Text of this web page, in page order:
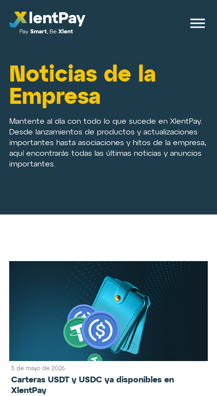
Noticias de la
Empresa
Mantente al día con todo lo que sucede en XlentPay.
Desde lanzamientos de productos y actualizaciones
importantes hasta asociaciones y hitos de la empresa,
aquí encontrarás todas las últimas noticias y anuncios
importantes.
5 de mayo de 2026
Carteras USDT y USDC ya disponibles en
XlentPay